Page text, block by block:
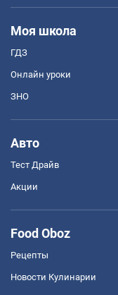
Моя школа
ГДЗ
Онлайн уроки
ЗНО
Авто
Тест Драйв
Акции
Food Oboz
Рецепты
Новости Кулинарии